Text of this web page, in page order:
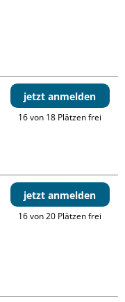
jetzt anmelden
16 von 18 Plätzen frei
jetzt anmelden
16 von 20 Plätzen frei